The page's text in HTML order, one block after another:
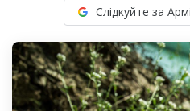
Слідкуйте за